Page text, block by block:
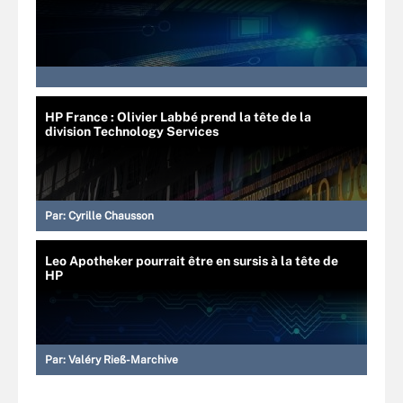
HP France : Olivier Labbé prend la tête de la
division Technology Services
Par: Cyrille Chausson
Leo Apotheker pourrait être en sursis à la tête de
HP
Par: Valéry Rieß-Marchive